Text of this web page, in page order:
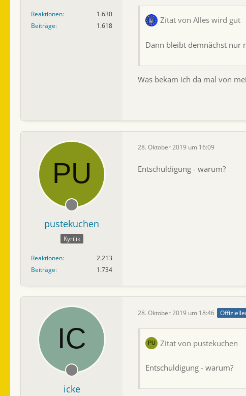
Reaktionen
1.630
Beiträge
1.618
Zitat von Alles wird gut
Dann bleibt demnächst nur
Was bekam ich da mal von
pustekuchen
Kyrilik
Reaktionen
2.213
Beiträge
1.734
28. Oktober 2019 um 16:09
Entschuldigung - warum?
icke
28. Oktober 2019 um 18:46
Zitat von pustekuchen
Entschuldigung - warum?